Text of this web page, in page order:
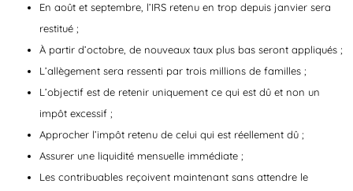
En août et septembre, l’IRS retenu en trop depuis janvier sera
restitué ;
À partir d’octobre, de nouveaux taux plus bas seront appliqués ;
L’allègement sera ressenti par trois millions de familles ;
L’objectif est de retenir uniquement ce qui est dû et non un
impôt excessif ;
Approcher l’impôt retenu de celui qui est réellement dû ;
Assurer une liquidité mensuelle immédiate ;
Les contribuables reçoivent maintenant sans attendre le